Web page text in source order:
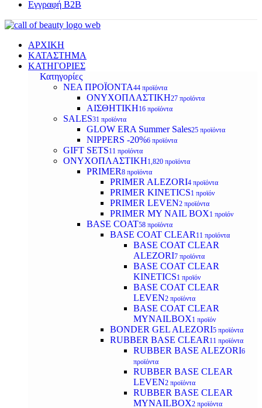
Εγγραφή Β2Β
ΑΡΧΙΚΗ
ΚΑΤΑΣΤΗΜΑ
ΚΑΤΗΓΟΡΙΕΣ
Κατηγορίες
ΝΕΑ ΠΡΟΪΟΝΤΑ44 προϊόντα
ΟΝΥΧΟΠΛΑΣΤΙΚΗ27 προϊόντα
ΑΙΣΘΗΤΙΚΗ16 προϊόντα
SALES31 προϊόντα
GLOW ERA Summer Sales25 προϊόντα
NIPPERS -20%6 προϊόντα
GIFT SETS11 προϊόντα
ΟΝΥΧΟΠΛΑΣΤΙΚΗ1,820 προϊόντα
PRIMER8 προϊόντα
PRIMER ALEZORI4 προϊόντα
PRIMER KINETICS1 προϊόν
PRIMER LEVEN2 προϊόντα
PRIMER MY NAIL BOX1 προϊόν
BASE COAT58 προϊόντα
BASE COAT CLEAR 11 προϊόντα
BASE COAT CLEAR
ALEZORI7 προϊόντα
BASE COAT CLEAR
KINETICS1 προϊόν
BASE COAT CLEAR
LEVEN2 προϊόντα
BASE COAT CLEAR
MYNAILBOX1 προϊόν
BONDER GEL ALEZORI5 προϊόντα
RUBBER BASE CLEAR 11 προϊόντα
RUBBER BASE ALEZORI6
προϊόντα
RUBBER BASE CLEAR
LEVEN2 προϊόντα
RUBBER BASE CLEAR
MYNAILBOX2 προϊόντα